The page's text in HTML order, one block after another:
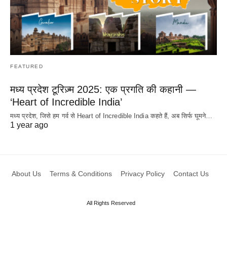
FEATURED
मध्य प्रदेश टूरिज़्म 2025: एक प्रगति की कहानी —
‘Heart of Incredible India’
मध्य प्रदेश, जिसे हम गर्व से Heart of Incredible India कहते हैं, अब सिर्फ घूमने…
1 year ago
About Us Terms & Conditions Privacy Policy Contact Us
All Rights Reserved